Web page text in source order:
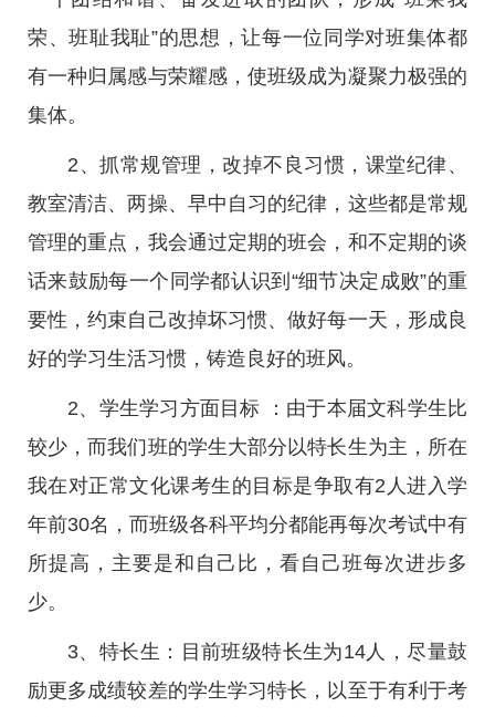
荣、班耻我耻”的思想，让每一位同学对班集体都
有一种归属感与荣耀感，使班级成为凝聚力极强的
集体。
2、抓常规管理，改掉不良习惯，课堂纪律、
教室清洁、两操、早中自习的纪律，这些都是常规
管理的重点，我会通过定期的班会，和不定期的谈
话来鼓励每一个同学都认识到“细节决定成败”的重
要性，约束自己改掉坏习惯、做好每一天，形成良
好的学习生活习惯，铸造良好的班风。
2、学生学习方面目标 ：由于本届文科学生比
较少，而我们班的学生大部分以特长生为主，所在
我在对正常文化课考生的目标是争取有2人进入学
年前30名，而班级各科平均分都能再每次考试中有
所提高，主要是和自己比，看自己班每次进步多
少。
3、特长生：目前班级特长生为14人，尽量鼓
励更多成绩较差的学生学习特长，以至于有利于考